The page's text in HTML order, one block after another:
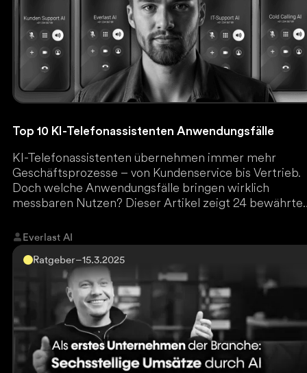
Top 10 KI-Telefonassistenten Anwendungsfälle
KI-Telefonassistenten übernehmen immer mehr
Geschäftsprozesse – von Kundenservice bis Vertrieb.
Doch welche Anwendungsfälle bringen wirklich
messbaren Nutzen? Dieser Artikel zeigt 24 bewährte
Wer nicht frühzeitig automatisiert, verliert wertvolle
Marktanteile. Jetzt lesen und die besten KI-
entdecken.
Everlast AI
Ratgeber–15.3.2025